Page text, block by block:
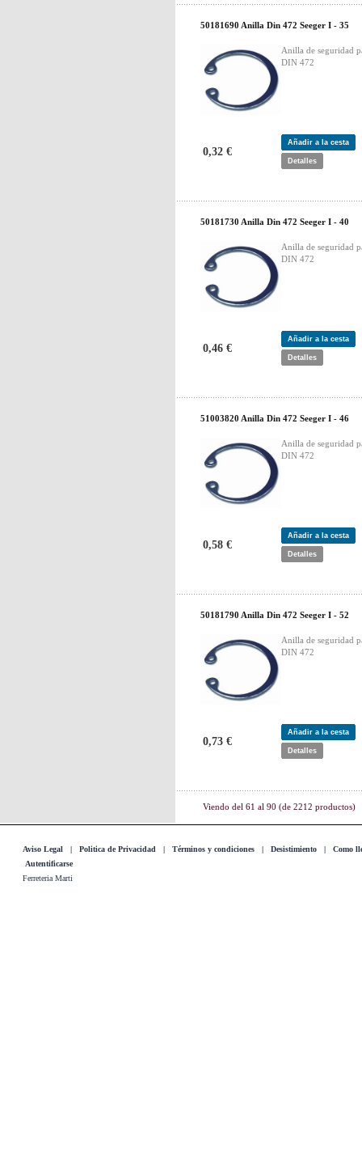
50181690 Anilla Din 472 Seeger I - 35
Anilla de seguridad
DIN 472
0,32 €
Añadir a la cesta
Detalles
50181730 Anilla Din 472 Seeger I - 40
Anilla de seguridad
DIN 472
0,46 €
Añadir a la cesta
Detalles
51003820 Anilla Din 472 Seeger I - 46
Anilla de seguridad
DIN 472
0,58 €
Añadir a la cesta
Detalles
50181790 Anilla Din 472 Seeger I - 52
Anilla de seguridad
DIN 472
0,73 €
Añadir a la cesta
Detalles
Viendo del 61 al 90 (de 2212 productos)
Aviso Legal | Politica de Privacidad | Términos y condiciones | Desistimiento | Como
Autentificarse
Ferreteria Marti